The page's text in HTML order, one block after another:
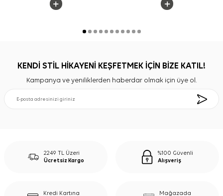
KENDİ STİL HİKAYENİ KEŞFETMEK İÇİN BİZE KATIL!
Kampanya ve yeniliklerden haberdar olmak için üye ol.
2249 TL Üzeri
Ücretsiz Kargo
%100 Güvenli
Alışveriş
Kredi Kartına
Mağazada